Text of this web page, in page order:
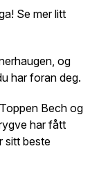
Se mer litt
og
har foran deg.
Bech og
har fått
sitt beste